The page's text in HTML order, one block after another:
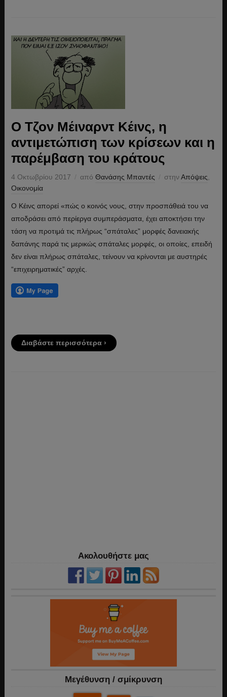
Ο Τζον Μέιναρντ Κέινς, η
αντιμετώπιση των κρίσεων και η
παρέμβαση του κράτους
4 Οκτωβρίου 2017 από Θανάσης Μπαντές στηνΑπόψεις
Οικονομία
Ο Κέινς απορεί «πώς ο κοινός νους, στην προσπάθειά του να
αποδράσει από περίεργα συμπεράσματα, έχει αποκτήσει την
τάση να προτιμά τις πλήρως “σπάταλες” μορφές δανειακής
δαπάνης παρά τις μερικώς σπάταλες μορφές, οι οποίες, επειδή
δεν είναι πλήρως σπάταλες, τείνουν να κρίνονται με αυστηρές
“επιχειρηματικές” αρχές.
Διαβάστε περισσότερα ›
Ακολουθήστε μας
Mεγέθυνση / σμίκρυνση